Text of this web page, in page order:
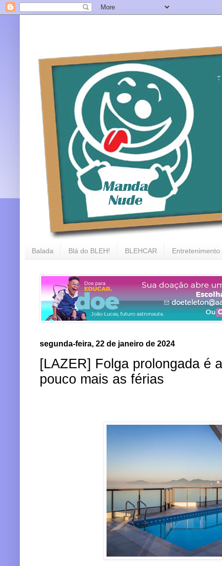
Balada Blá do BLEH! BLEHCAR Entretenimento
segunda-feira, 22 de janeiro de 2024
[LAZER] Folga prolongada é
pouco mais as férias